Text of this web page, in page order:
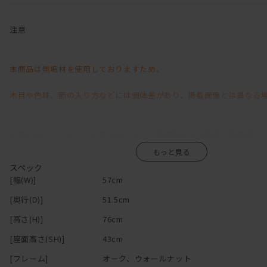
両方の面で長くご使用頂けます。
クリーニング中もそのまま使用可能です。
注意
本商品は無垢材を使用しておりますため、
木目や色味、節の入り方などには個体差があり、掲載画像とは異なる
お受けいたしかねますので、あらかじめご了承くださいますようお願
無垢材ならではの風合いや経年変化が商品の魅力の一つですので、
その味わいをお楽しみいただきながら、末永くご愛用いただけますと幸
スペック
[幅(W)]
57cm
[奥行(D)]
51.5cm
[高さ(H)]
76cm
[座面高さ(SH)]
43cm
[フレーム]
オーク、ウォールナット